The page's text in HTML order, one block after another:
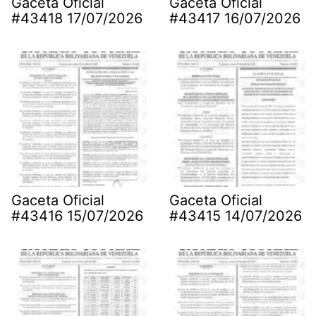
#43418 17/07/2026
#43417 16/07/2026
Gaceta Oficial
#43416 15/07/2026
Gaceta Oficial
#43415 14/07/2026